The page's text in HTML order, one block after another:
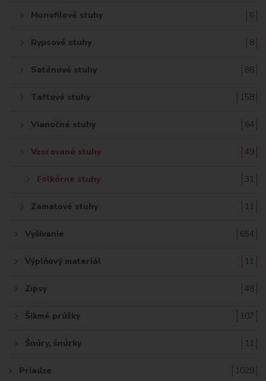
Monofilové stuhy 6
Rypsové stuhy 8
Saténové stuhy 88
Taftové stuhy 158
Vianočné stuhy 64
Vzorované stuhy 49
Folkórne stuhy 31
Zamatové stuhy 11
Vyšívanie 654
Výplňový materiál 11
Zipsy 48
Šikmé prúžky 107
Šnúry, šnúrky 11
Priadze 1029